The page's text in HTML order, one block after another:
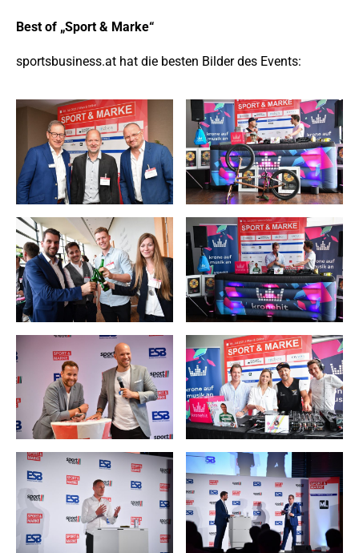
Best of „Sport & Marke“
sportsbusiness.at hat die besten Bilder des Events: